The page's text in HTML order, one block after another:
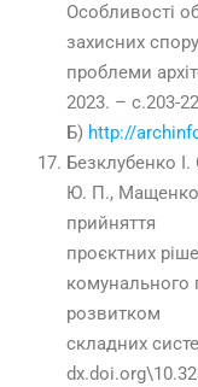
Особливості
захисних
проблеми
2023. – с.203-
Б) http://
Безклубенко
Ю. П., Мащенко
прийняття
проєктних
комунального
розвитком
складних